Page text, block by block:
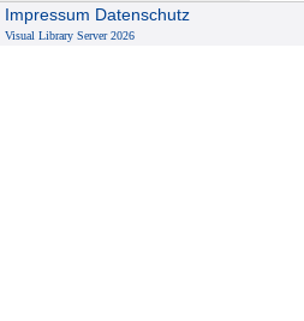
Impressum Datenschutz
Visual Library Server 2026